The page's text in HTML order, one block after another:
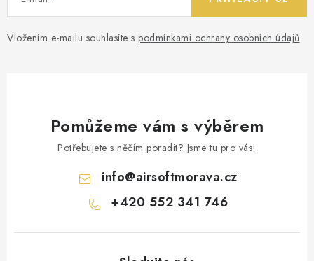
Vložením e-mailu souhlasíte s podmínkami ochrany osobních údajů
Pomůžeme vám s výběrem
Potřebujete s něčím poradit? Jsme tu pro vás!
info@airsoftmorava.cz
+420 552 341 746